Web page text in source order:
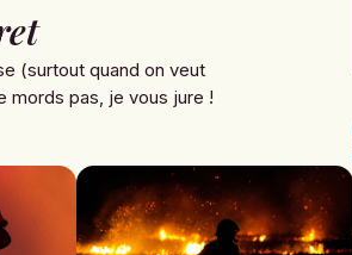
(surtout quand on veut
mords pas, je vous jure !